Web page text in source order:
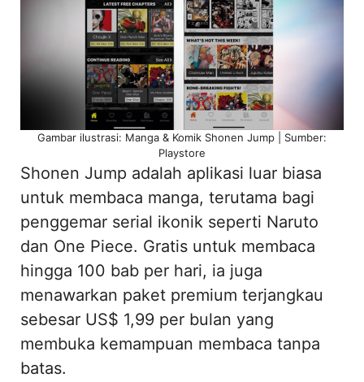
Gambar ilustrasi: Manga & Komik Shonen Jump | Sumber:
Playstore
Shonen Jump adalah aplikasi luar biasa
untuk membaca manga, terutama bagi
penggemar serial ikonik seperti Naruto
dan One Piece. Gratis untuk membaca
hingga 100 bab per hari, ia juga
menawarkan paket premium terjangkau
sebesar US$ 1,99 per bulan yang
membuka kemampuan membaca tanpa
batas.